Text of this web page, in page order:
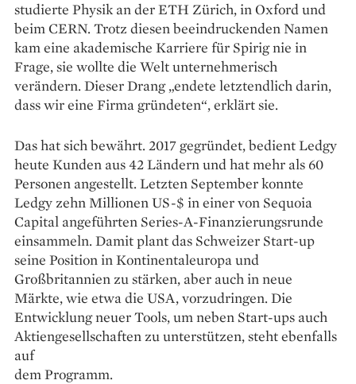
studierte Physik an der ETH Zürich, in Oxford und
beim CERN. Trotz diesen beeindruckenden Namen
kam eine akademische Karriere für Spirig nie in
Frage, sie wollte die Welt unternehmerisch
verändern. Dieser Drang „endete letztendlich darin,
dass wir eine Firma gründeten“, erklärt sie.
Das hat sich bewährt. 2017 gegründet, bedient Ledgy
heute Kunden aus 42 Ländern und hat mehr als 60
Personen angestellt. Letzten September konnte
Ledgy zehn Millionen US-$ in einer von Sequoia
Capital angeführten Series-A-Finanzierungsrunde
einsammeln. Damit plant das Schweizer Start-up
seine Position in Kontinentaleuropa und
Großbritannien zu stärken, aber auch in neue
Märkte, wie etwa die USA, vorzudringen. Die
Entwicklung neuer Tools, um neben Start-ups auch
Aktiengesellschaften zu unterstützen, steht ebenfalls
auf
dem Programm.